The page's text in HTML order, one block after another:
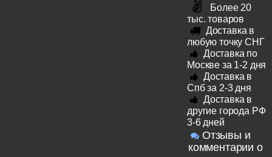
Более 20
тыс. товаров
Доставка в
любую точку СНГ
Доставка по
Москве за 1-2 дня
Доставка в
Спб за 2-3 дня
Доставка в
другие города РФ
3-6 дней
Отзывы и
комментарии о